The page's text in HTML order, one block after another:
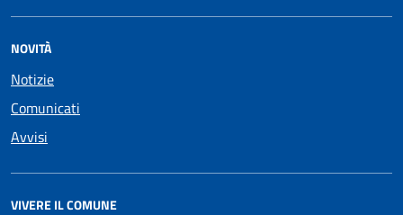
NOVITÀ
Notizie
Comunicati
Avvisi
VIVERE IL COMUNE